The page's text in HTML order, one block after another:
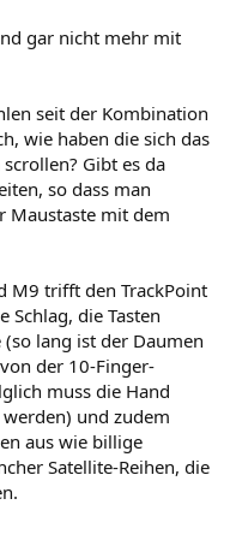
gar nicht mehr mit
seit der Kombination
wie haben die sich das
Gibt es da
so dass man
Maustaste mit dem
M9 trifft den TrackPoint
Schlag, die Tasten
lang ist der Daumen
der 10-Finger-
muss die Hand
und zudem
aus wie billige
Satellite-Reihen, die